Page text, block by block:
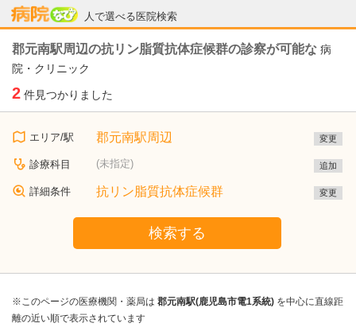
人で選べる医院検索
病院なび
郡元南駅周辺の抗リン脂質抗体症候群の診察が可能な 病
院・クリニック
2 件見つかりました
エリア/駅 郡元南駅周辺 変更
診療科目 (未指定) 追加
詳細条件 抗リン脂質抗体症候群 変更
検索する
※このページの医療機関・薬局は 郡元南駅(鹿児島市電1系統) を中心に直線距
離の近い順で表示されています